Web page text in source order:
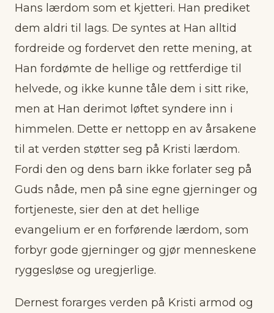
Hans lærdom som et kjetteri. Han prediket
dem aldri til lags. De syntes at Han alltid
fordreide og fordervet den rette mening, at
Han fordømte de hellige og rettferdige til
helvede, og ikke kunne tåle dem i sitt rike,
men at Han derimot løftet syndere inn i
himmelen. Dette er nettopp en av årsakene
til at verden støtter seg på Kristi lærdom.
Fordi den og dens barn ikke forlater seg på
Guds nåde, men på sine egne gjerninger og
fortjeneste, sier den at det hellige
evangelium er en forførende lærdom, som
forbyr gode gjerninger og gjør menneskene
ryggesløse og uregjerlige.
Dernest forarges verden på Kristi armod og